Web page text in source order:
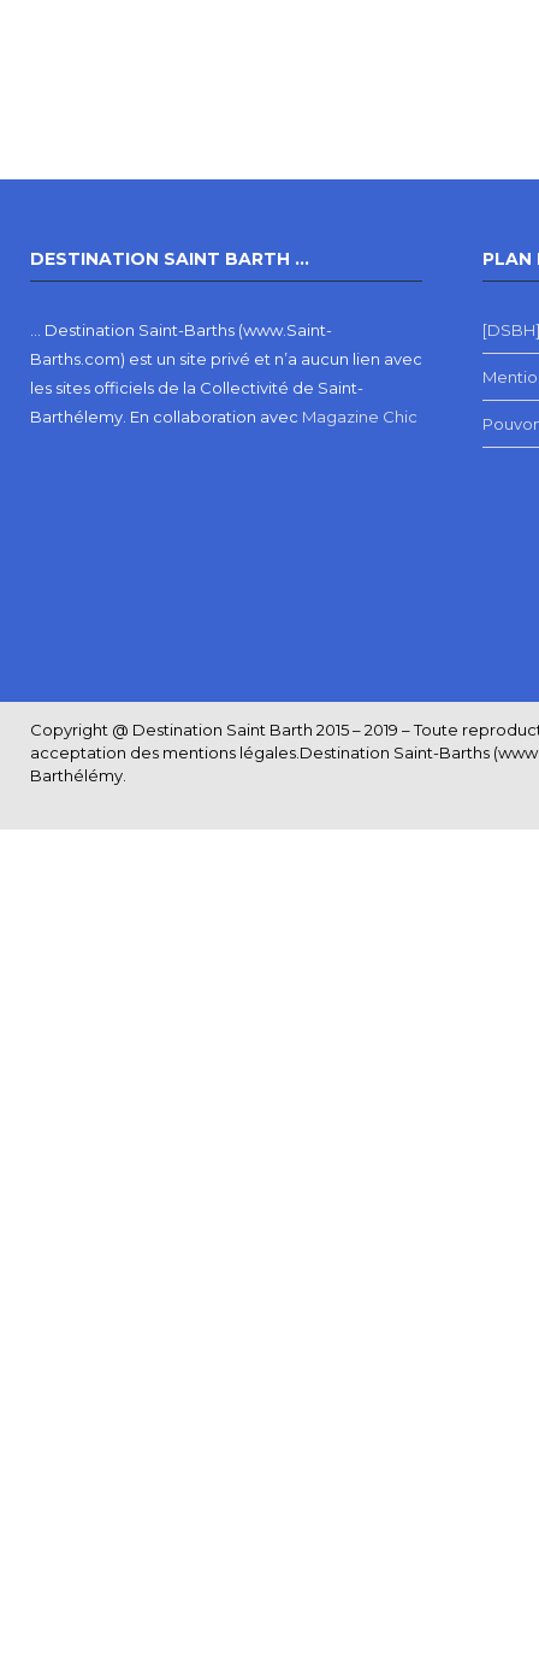
DESTINATION SAINT BARTH …
… Destination Saint-Barths (www.Saint-
Barths.com) est un site privé et n’a aucun lien avec
les sites officiels de la Collectivité de Saint-
Barthélemy. En collaboration avec Magazine Chic
PLAN
Copyright @ Destination Saint Barth 2015 – 2019 – Toute
acceptation des mentions légales.Destination Saint-Barths
Barthélémy.